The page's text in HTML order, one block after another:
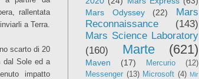
rallentata
a Terra.
scarto di 20
dal Sole ed a
impatto
Mars Odyssey
(22)
Mars
Reconnaissance
(143)
Mars Science Laboratory
(160)
Marte (621)
Maven (17) Mercurio
(12)
Messenger (13) Microsoft (4) Mir